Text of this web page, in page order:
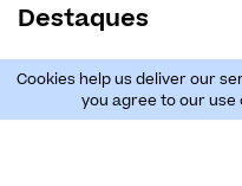
Destaques
Cookies help us deliver our
you agree to our use